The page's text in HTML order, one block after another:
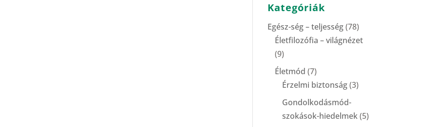
Kategóriák
Egész-ség – teljesség(78)
Életfilozófia – világnézet
(9)
Életmód (7)
Érzelmi biztonság(3)
Gondolkodásmód-
szokások-hiedelmek(5)